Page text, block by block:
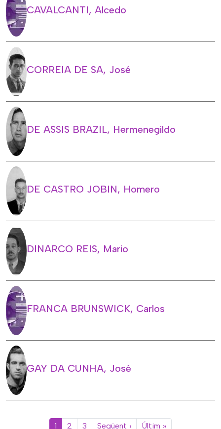
CAVALCANTI, Alcedo
CORREIA DE SA, José
DE ASSIS BRAZIL, Hermenegildo
DE CASTRO JOBIN, Homero
DINARCO REIS, Mario
FRANCA BRUNSWICK, Carlos
GAY DA CUNHA, José
1 2 3 Següent ›Pàgina següent
Últim »Última pàgina